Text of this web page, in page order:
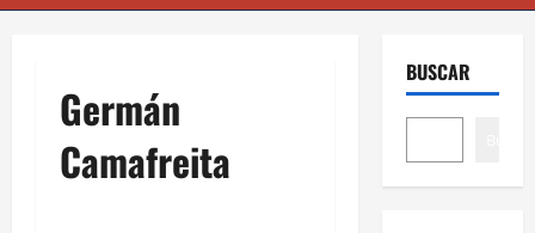
Germán
Camafreita
BUSCAR